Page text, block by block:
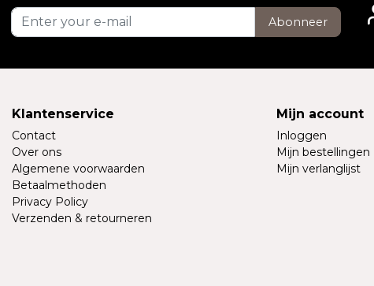
Abonneer
Klantenservice
Contact
Over ons
Algemene voorwaarden
Betaalmethoden
Privacy Policy
Verzenden & retourneren
Mijn account
Inloggen
Mijn bestellingen
Mijn verlanglijst